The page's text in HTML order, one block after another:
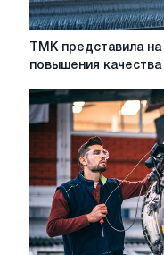
ТМК
представила
ИННОПРОМе
лучшие
практики
повышения
качества
жизни
сотрудников
ТМК представила
повышения